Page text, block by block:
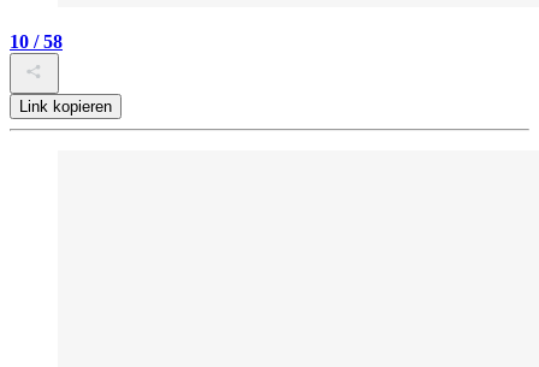
10 / 58
Link kopieren